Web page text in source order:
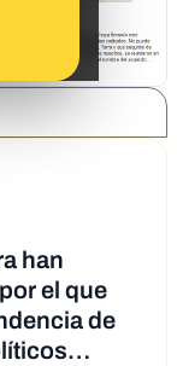
han
el que
de